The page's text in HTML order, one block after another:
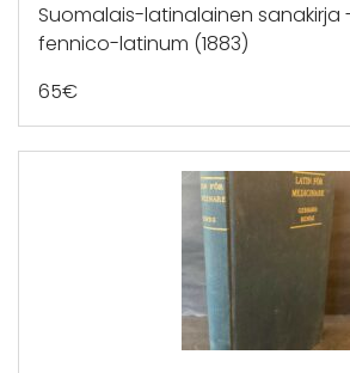
Suomalais-latinalainen sanakirja
fennico-latinum (1883)
65€